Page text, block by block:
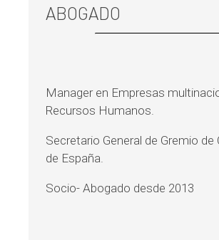
ABOGADO
Manager en Empresas
Recursos Humanos.
Secretario General de Gremio de
de España.
Socio- Abogado desde 2013